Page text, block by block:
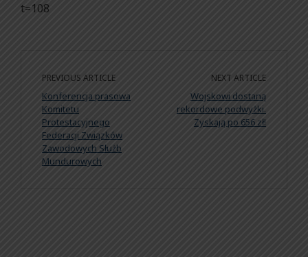
t=108
PREVIOUS ARTICLE
Konferencja prasowa
Komitetu
Protestacyjnego
Federacji Związków
Zawodowych Służb
Mundurowych
NEXT ARTICLE
Wojskowi dostaną
rekordowe podwyżki.
Zyskają po 656 zł!